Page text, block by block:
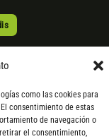
como las cookies para
consentimiento de estas
de navegación o
el consentimiento,
€ sin intereses.
h laborables tras el